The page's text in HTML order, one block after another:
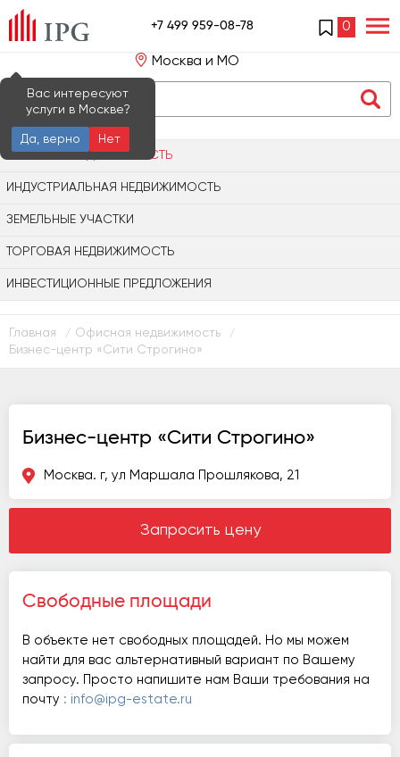
+7 499 959-08-78 0
Москва и МО
Вас интересуют
услуги в Москве?
Да, верно
Нет
ОФИСНАЯ НЕДВИЖИМОСТЬ
ИНДУСТРИАЛЬНАЯ НЕДВИЖИМОСТЬ
ЗЕМЕЛЬНЫЕ УЧАСТКИ
ТОРГОВАЯ НЕДВИЖИМОСТЬ
ИНВЕСТИЦИОННЫЕ ПРЕДЛОЖЕНИЯ
Главная / Офисная недвижимость /
Бизнес-центр «Сити Строгино»
Бизнес-центр «Сити Строгино»
Москва. г, ул Маршала Прошлякова, 21
Запросить цену
Свободные площади
В объекте нет свободных площадей. Но мы можем
найти для вас альтернативный вариант по Вашему
запросу. Просто напишите нам Ваши требования на
почту : info@ipg-estate.ru